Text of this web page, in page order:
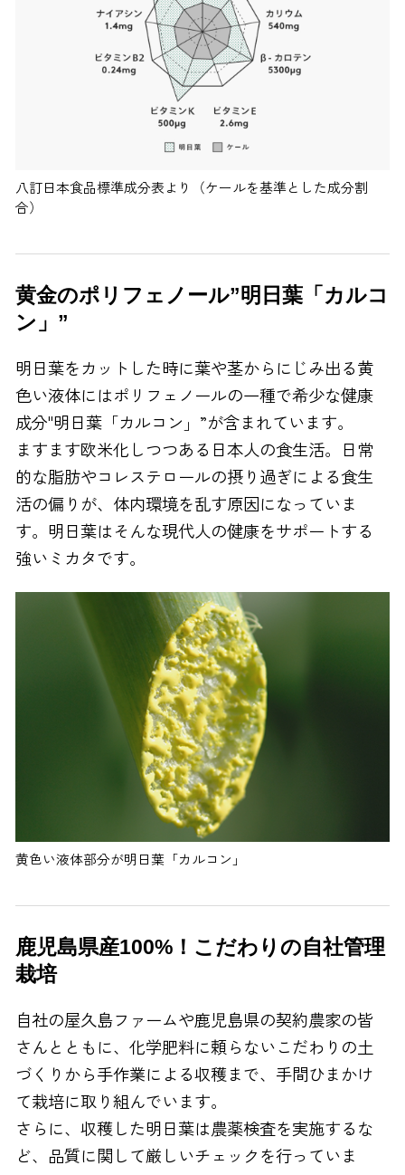
八訂日本食品標準成分表より（ケールを基準とした成分割
合）
黄金のポリフェノール”明日葉「カルコ
ン」”
明日葉をカットした時に葉や茎からにじみ出る黄
色い液体にはポリフェノールの一種で希少な健康
成分"明日葉「カルコン」”が含まれています。
ますます欧米化しつつある日本人の食生活。日常
的な脂肪やコレステロールの摂り過ぎによる食生
活の偏りが、体内環境を乱す原因になっていま
す。明日葉はそんな現代人の健康をサポートする
強いミカタです。
黄色い液体部分が明日葉「カルコン」
鹿児島県産100%！こだわりの自社管理
栽培
自社の屋久島ファームや鹿児島県の契約農家の皆
さんとともに、化学肥料に頼らないこだわりの土
づくりから手作業による収穫まで、手間ひまかけ
て栽培に取り組んでいます。
さらに、収穫した明日葉は農薬検査を実施するな
ど、品質に関して厳しいチェックを行っていま